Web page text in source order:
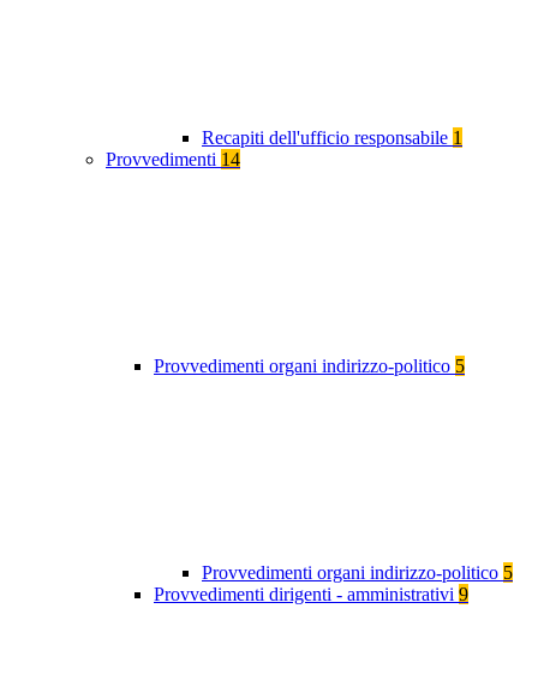
Recapiti dell'ufficio responsabile 1
Provvedimenti 14
Provvedimenti organi indirizzo-politico 5
Provvedimenti organi indirizzo-politico 5
Provvedimenti dirigenti - amministrativi 9